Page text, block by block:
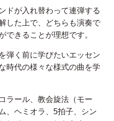
ドが入れ替わって連弾する
した上で、どちらも演奏で
できることが理想です。
弾く前に学びたいエッセン
時代の様々な様式の曲を学
ラール、教会旋法（モー
、ヘミオラ、5拍子、シン